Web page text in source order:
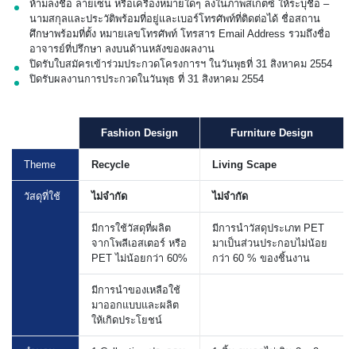
ห้ามลงชื่อ ลายเซ็น หรือเครื่องหมายใดๆ ลงในภาพสเก็ตซ์ ให้ระบุชื่อ –
นามสกุลและประวัติพร้อมที่อยู่และเบอร์โทรศัพท์ที่ติดต่อได้ ชื่อสถาน
ศึกษาพร้อมที่ตั้ง หมายเลขโทรศัพท์ โทรสาร Email Address รวมถึงชื่อ
อาจารย์ที่ปรึกษา ลงบนด้านหลังของผลงาน
ปิดรับใบสมัครเข้าร่วมประกวดโครงการฯ ในวันพุธที่ 31 สิงหาคม 2554
ปิดรับผลงานการประกวดในวันพุธ ที่ 31 สิงหาคม 2554
Fashion Design Furniture Design
Theme Recycle Living Scape
วัสดุที่ใช้ ไม่จำกัด ไม่จำกัด
มีการใช้วัสดุที่ผลิต
จากโพลีเอสเตอร์ หรือ
PET ไม่น้อยกว่า 60%
มีการนำวัสดุประเภท PET
มาเป็นส่วนประกอบไม่น้อย
กว่า 60 % ของชิ้นงาน
มีการนำของเหลือใช้
มาออกแบบและผลิต
ให้เกิดประโยชน์